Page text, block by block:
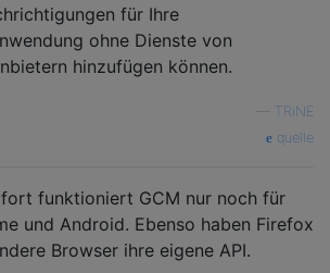
für Ihre
ohne Dienste von
hinzufügen können.
TRiNE
quelle
funktioniert GCM nur noch für
und Android. Ebenso haben Firefox
Browser ihre eigene API.